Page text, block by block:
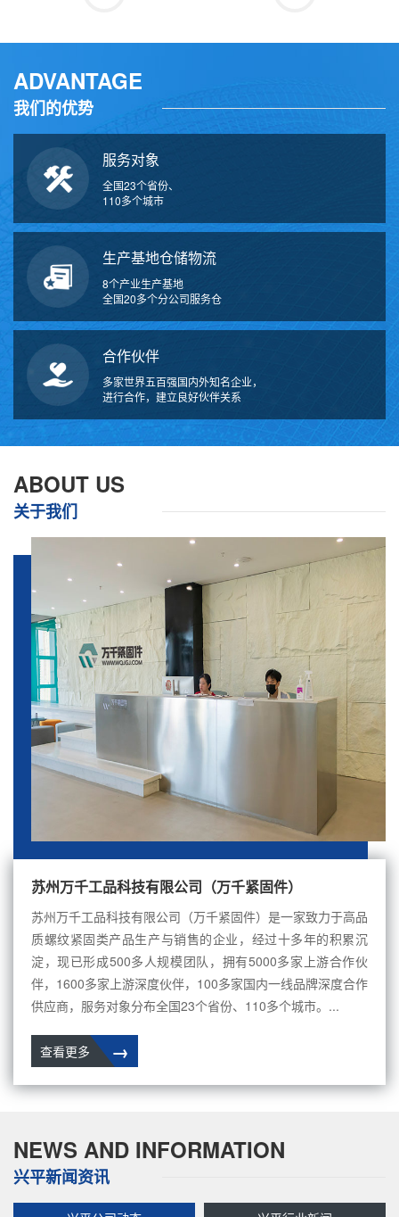
ADVANTAGE
我们的优势
服务对象
全国23个省份、
110多个城市
生产基地仓储物流
8个产业生产基地
全国20多个分公司服务仓
合作伙伴
多家世界五百强国内外知名企业，
进行合作，建立良好伙伴关系
ABOUT US
关于我们
苏州万千工品科技有限公司（万千紧固件）
苏州万千工品科技有限公司（万千紧固件）是一家致力于高品
质螺纹紧固类产品生产与销售的企业，经过十多年的积累沉
淀，现已形成500多人规模团队，拥有5000多家上游合作伙
伴，1600多家上游深度伙伴，100多家国内一线品牌深度合作
供应商，服务对象分布全国23个省份、110多个城市。...
→
查看更多
NEWS AND INFORMATION
兴平新闻资讯
品